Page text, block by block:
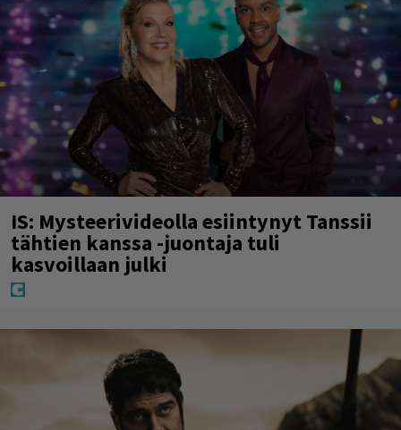
IS: Mysteerivideolla esiintynyt Tanssii
tähtien kanssa -juontaja tuli
kasvoillaan julki